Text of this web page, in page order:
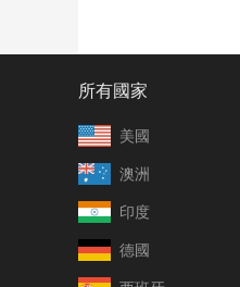
所有國家
美國
澳洲
印度
德國